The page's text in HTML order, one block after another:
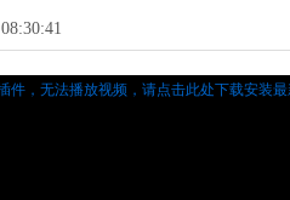
件，无法播放视频， 请点击此处下载安装